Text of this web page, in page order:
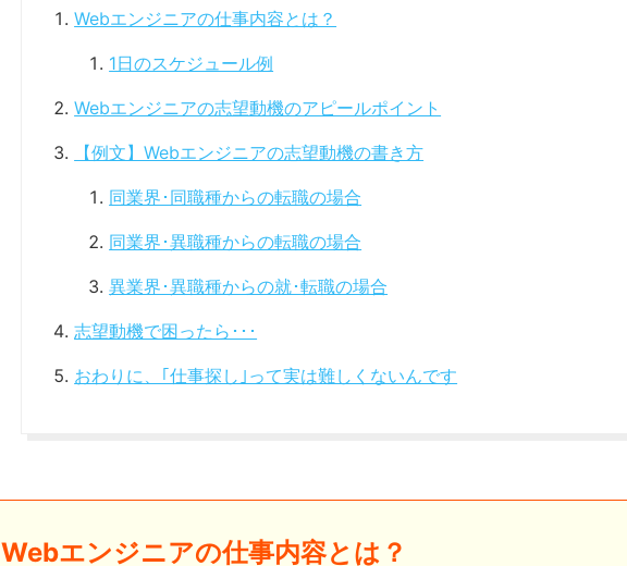
Webエンジニアの仕事内容とは？
1日のスケジュール例
Webエンジニアの志望動機のアピールポイント
【例文】Webエンジニアの志望動機の書き方
同業界･同職種からの転職の場合
同業界･異職種からの転職の場合
異業界･異職種からの就･転職の場合
志望動機で困ったら･･･
おわりに、｢仕事探し｣って実は難しくないんです
Webエンジニアの仕事内容とは？